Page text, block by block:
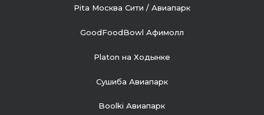
Pita Москва Сити / Авиапарк
GoodFoodBowl Афимолл
Platon на Ходынке
Сушиба Авиапарк
Boolki Авиапарк